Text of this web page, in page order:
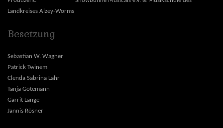
Landkreises Alzey-Worms
Besetzung
Sebastian W. Wagner
Patrick Twinem
Clenda Sabrina Lahr
Tanja Götemann
Garrit Lange
Jannis Rösner